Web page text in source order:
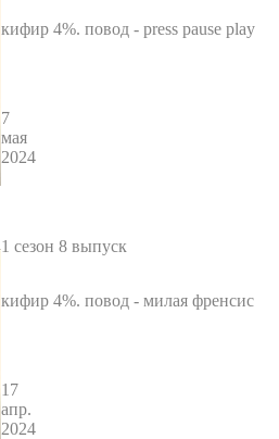
кифир 4%. повод - press pause play
7
мая
2024
1 сезон 8 выпуск
кифир 4%. повод - милая френсис
17
апр.
2024